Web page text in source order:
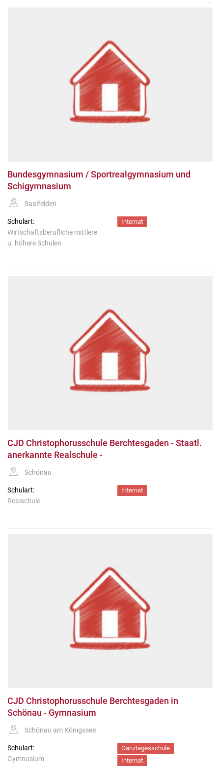
Bundesgymnasium / Sportrealgymnasium und
Schigymnasium
Saalfelden
Schulart:
Wirtschaftsberufliche mittlere
u. höhere Schulen
Internat
CJD Christophorusschule Berchtesgaden - Staatl.
anerkannte Realschule -
Schönau
Schulart:
Realschule
Internat
CJD Christophorusschule Berchtesgaden in
Schönau - Gymnasium
Schönau am Königssee
Schulart:
Gymnasium
Ganztagesschule
Internat